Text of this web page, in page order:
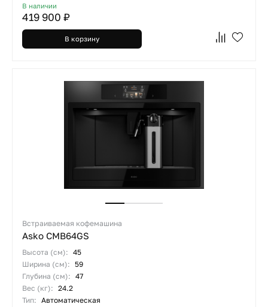
В наличии
419 900 ₽
В корзину
Встраиваемая кофемашина
Asko CMB64GS
Высота (см): 45
Ширина (см): 59
Глубина (см): 47
Вес (кг): 24.2
Тип: Автоматическая